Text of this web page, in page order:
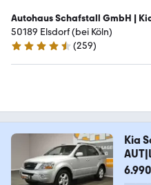
Autohaus Schafstall GmbH |
50189 Elsdorf (bei Köln)
4.3 Sterne
(259)
Kia